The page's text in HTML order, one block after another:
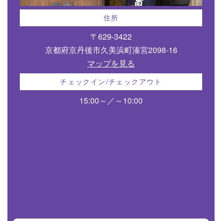
住所
〒629-3422
京都府京丹後市久美浜町湊宮2098-16
マップを見る
チェックイン/チェックアウト
15:00～／～10:00